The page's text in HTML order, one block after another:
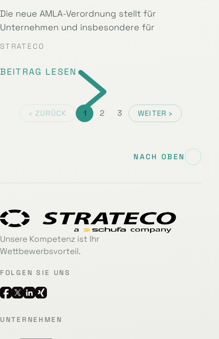
Die neue AMLA-Verordnung stellt für
Unternehmen und insbesondere für
STRATECO
BEITRAG LESEN
‹ ZURÜCK 1 2 3 WEITER ›
NACH OBEN
Unsere Kompetenz ist Ihr
Wettbewerbsvorteil.
FOLGEN SIE UNS
UNTERNEHMEN